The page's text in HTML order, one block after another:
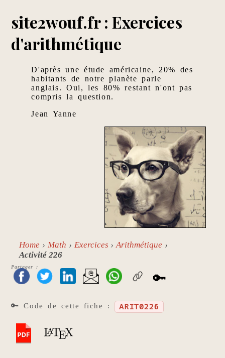
site2wouf.fr : Exercices
d'arithmétique
D'après une étude américaine, 20% des
habitants de notre planète parle
anglais. Oui, les 80% restant n'ont pas
compris la question.
Jean Yanne
Home Math Exercices
Arithmétique
Activité 226
Partager :
🔑
🔑 Code de cette fiche : ARIT0226